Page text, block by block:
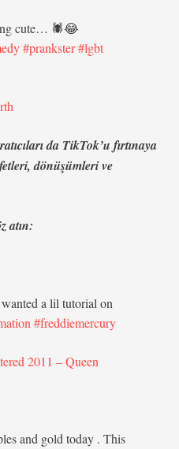
cute… 🕷😂
#prankster#lgbt
da TikTok’u fırtınaya
dönüşümleri ve
atın:
a lil tutorial on
#freddiemercury
2011 – Queen
and gold today . This